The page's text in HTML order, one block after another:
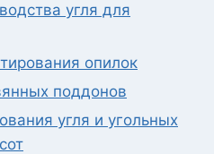
угля для
опилок
поддонов
угля и угольных